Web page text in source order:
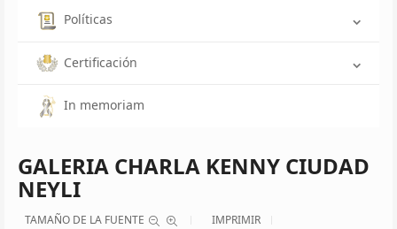
Políticas
Certificación
In memoriam
GALERIA CHARLA KENNY CIUDAD
NEYLI
TAMAÑO DE LA FUENTE IMPRIMIR